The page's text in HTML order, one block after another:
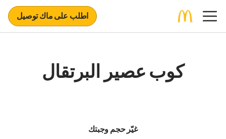
اطلب على ماك توصيل
كوب عصير البرتقال
غيّر حجم وجبتك